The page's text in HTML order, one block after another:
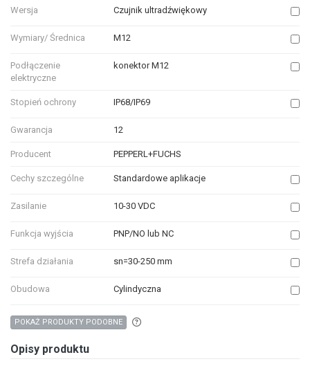
Wersja Czujnik ultradźwiękowy
Wymiary/ Średnica M12
Podłączenie
elektryczne
konektor M12
Stopień ochrony IP68/IP69
Gwarancja 12
Producent PEPPERL+FUCHS
Cechy szczególne Standardowe aplikacje
Zasilanie 10-30 VDC
Funkcja wyjścia PNP/NO lub NC
Strefa działania sn=30-250 mm
Obudowa Cylindyczna
POKAŻ PRODUKTY PODOBNE
Opisy produktu